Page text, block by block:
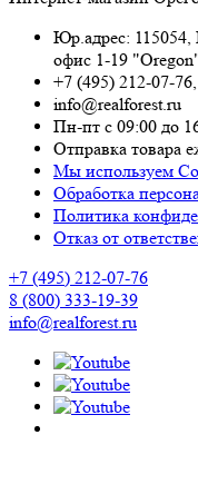
Юр.адрес: 115054,
офис 1-19
+7 (495) 212-07-76,
info@realforest.ru
Пн-пт с 09:00 до
Отправка товара
Мы используем
Обработка
Политика
Отказ от
+7 (495) 212-07-76
8 (800) 333-19-39
info@realforest.ru